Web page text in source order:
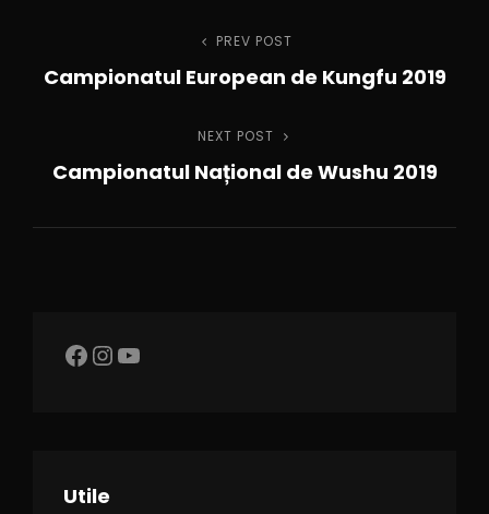
PREV POST
Campionatul European de Kungfu 2019
NEXT POST
Campionatul Național de Wushu 2019
Utile